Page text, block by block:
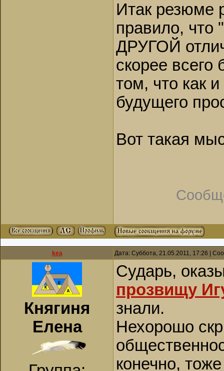
Итак резюме
правило, что
ДРУГОЙ
скорее всего
том, что как
будущего
Вот такая
kea Дата: Суббота, 21.05.2011, 17:26 |
Княгиня
Елена
Сударь,
прозвищу
знали.
Нехорошо
конечно,